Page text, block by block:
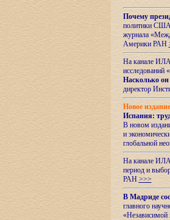
Почему
политики США
журнала
Америки РАН
На канале ИЛА
исследований «
Насколько он
директор
Новое
Испания:
В новом
и
глобальной
На канале
период и
РАН >>>
В Мадриде
главного
«Независимой